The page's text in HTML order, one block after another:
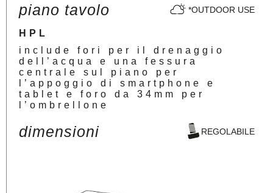
piano tavolo *OUTDOOR USE
HPL
include fori per il drenaggio
dell’acqua e una fessura
centrale sul piano per
l’appoggio di smartphone e
tablet e foro da 34mm per
l’ombrellone
REGOLABILE
dimensioni